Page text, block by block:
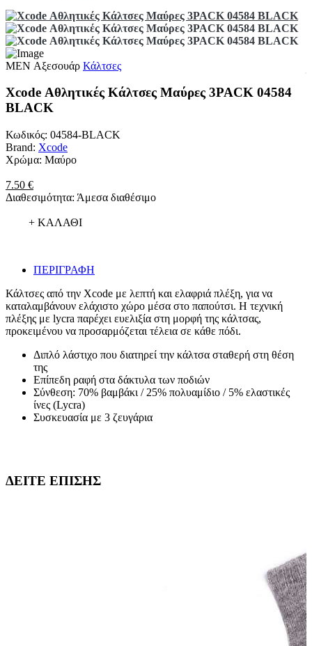
MEN Αξεσουάρ Κάλτσες
Xcode Αθλητικές Κάλτσες Μαύρες 3PACK 04584
BLACK
Κωδικός: 04584-BLACK
Brand: Xcode
Χρώμα: Μαύρο
7.50 €
Διαθεσιμότητα: Άμεσα διαθέσιμο
+ ΚΑΛΑΘΙ
ΠΕΡΙΓΡΑΦΗ
Κάλτσες από την Xcode με λεπτή και ελαφριά πλέξη, για να
καταλαμβάνουν ελάχιστο χώρο μέσα στο παπούτσι. Η τεχνική
πλέξης με lycra παρέχει ευελιξία στη μορφή της κάλτσας,
προκειμένου να προσαρμόζεται τέλεια σε κάθε πόδι.
Διπλό λάστιχο που διατηρεί την κάλτσα σταθερή στη θέση
της
Επίπεδη ραφή στα δάκτυλα των ποδιών
Σύνθεση: 70% βαμβάκι / 25% πολυαμίδιο / 5% ελαστικές
ίνες (Lycra)
Συσκευασία με 3 ζευγάρια
ΔΕΙΤΕ ΕΠΙΣΗΣ